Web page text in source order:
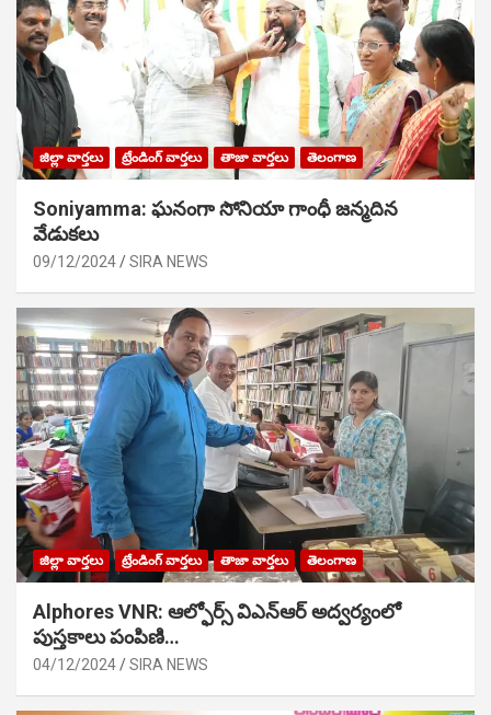
జిల్లా వార్తలు ట్రేండింగ్ వార్తలు తాజా వార్తలు తెలంగాణ
Soniyamma: ఘ‌నంగా సోనియా గాంధీ జ‌న్మ‌దిన
వేడుక‌లు
09/12/2024 SIRA NEWS
జిల్లా వార్తలు ట్రేండింగ్ వార్తలు తాజా వార్తలు తెలంగాణ
Alphores VNR: ఆల్ఫోర్స్ విఎన్ఆర్ అద్వర్యంలో
పుస్తకాలు పంపిణి…
04/12/2024 SIRA NEWS